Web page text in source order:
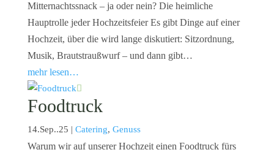
Mitternachtssnack – ja oder nein? Die heimliche
Hauptrolle jeder Hochzeitsfeier Es gibt Dinge auf einer
Hochzeit, über die wird lange diskutiert: Sitzordnung,
Musik, Brautstraußwurf – und dann gibt…
mehr lesen…
Foodtruck
14.Sep..25 | Catering, Genuss
Warum wir auf unserer Hochzeit einen Foodtruck fürs